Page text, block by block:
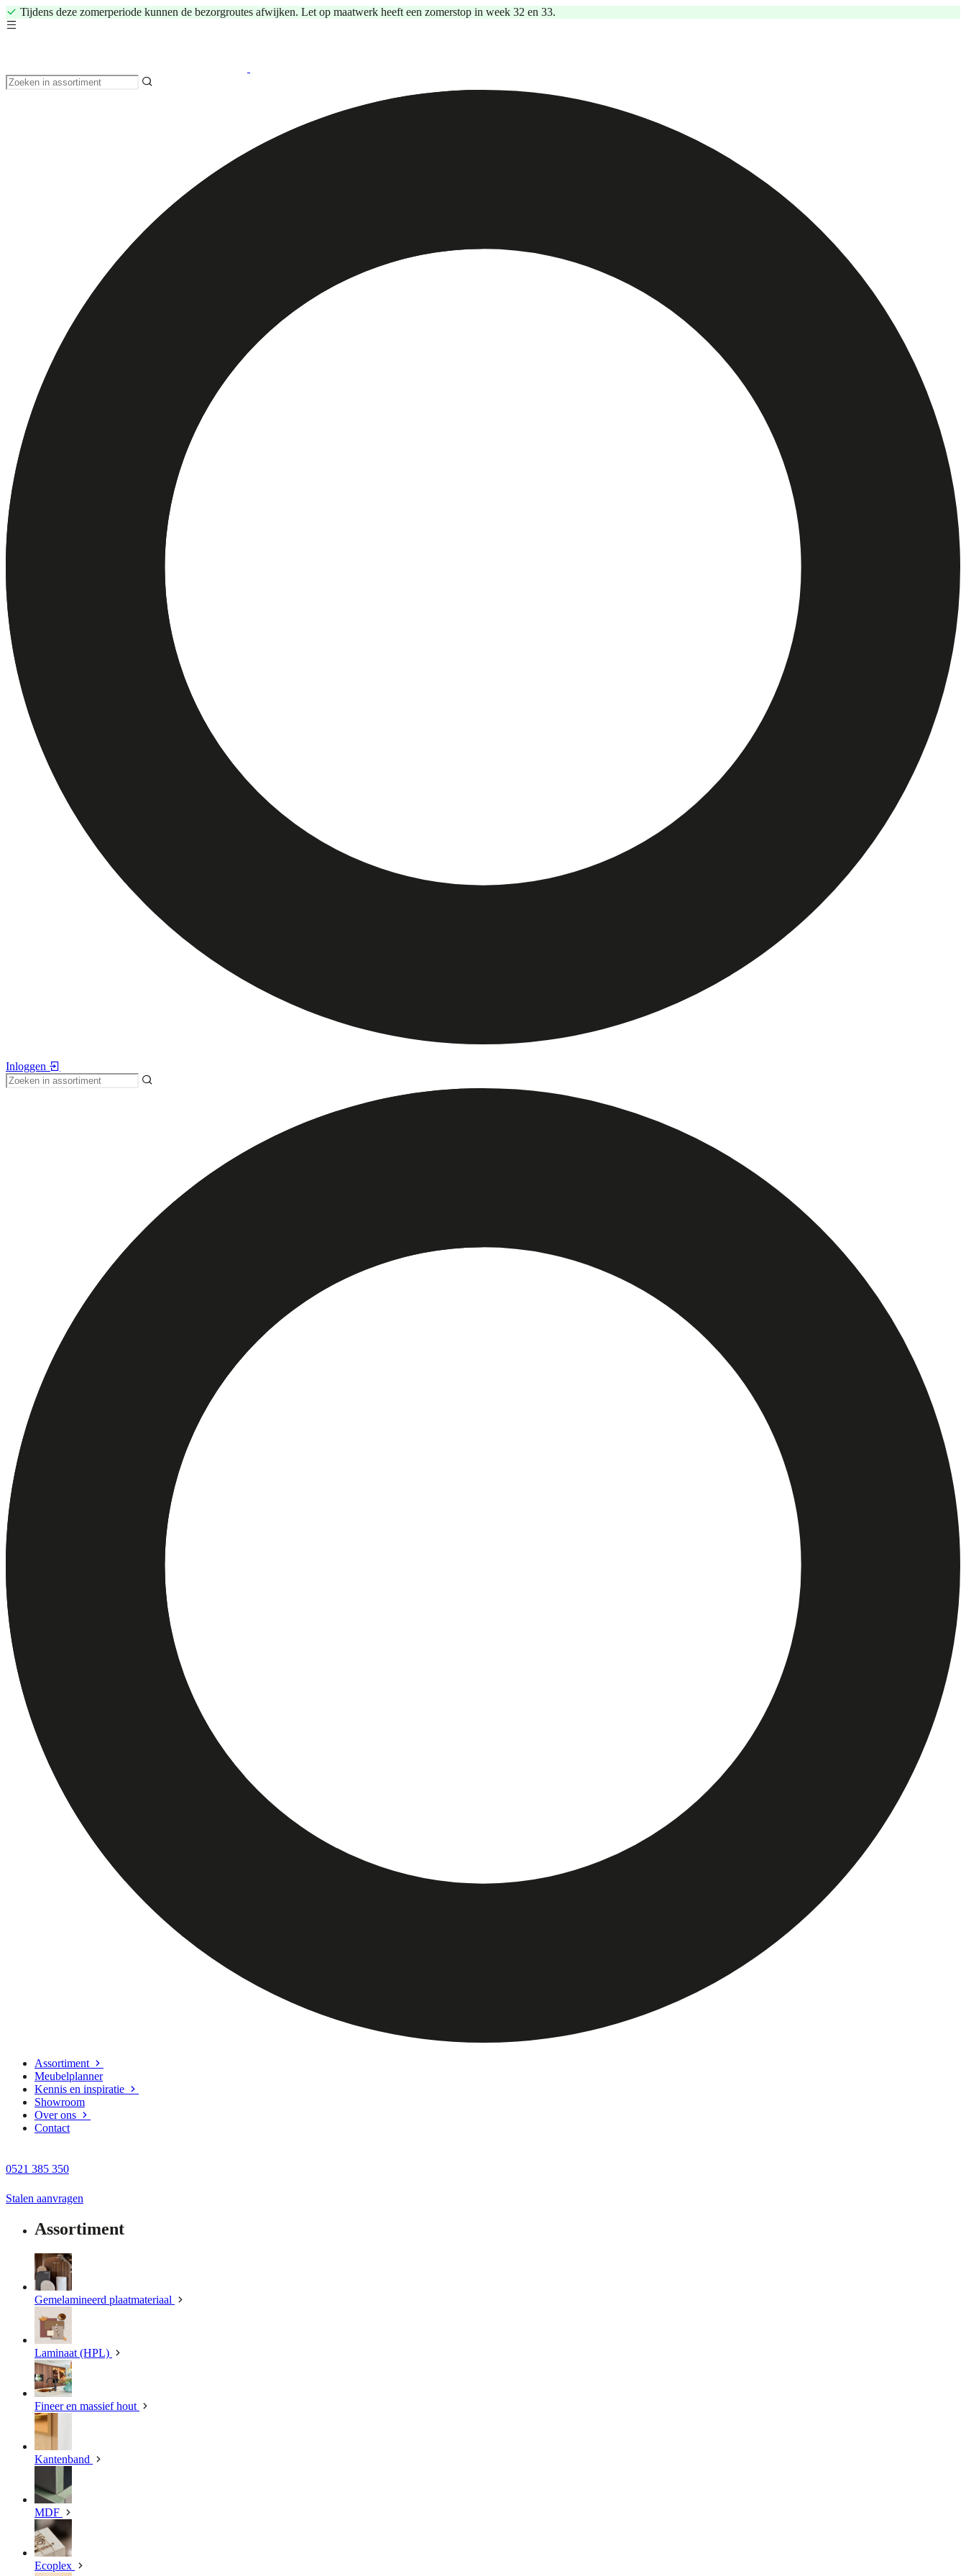
Tijdens deze zomerperiode kunnen de bezorgroutes afwijken. Let op maatwerk heeft een zomerstop in week 32 en 33.
Inloggen
Assortiment
Meubelplanner
Kennis en inspiratie
Showroom
Over ons
Contact
0521 385 350
Stalen aanvragen
Assortiment
Gemelamineerd plaatmateriaal
Laminaat (HPL)
Fineer en massief hout
Kantenband
MDF
Ecoplex